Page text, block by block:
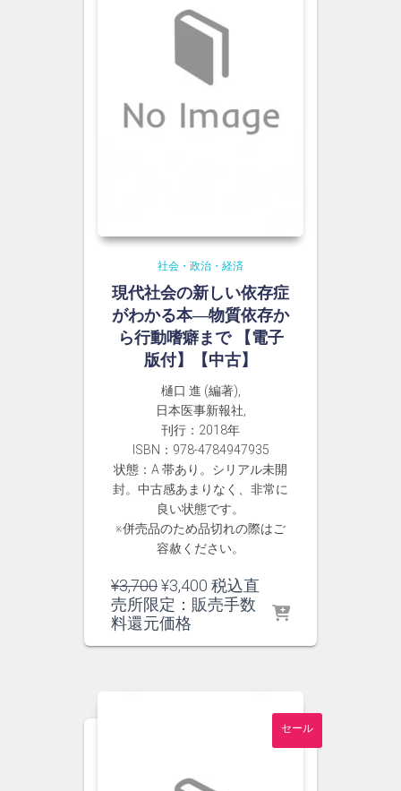
社会・政治・経済
現代社会の新しい依存症
がわかる本―物質依存か
ら行動嗜癖まで 【電子
版付】【中古】
樋口 進 (編著),
日本医事新報社,
刊行：2018年
ISBN：978-4784947935
状態：A 帯あり。シリアル未開
封。中古感あまりなく、非常に
良い状態です。
※併売品のため品切れの際はご
容赦ください。
¥3,700元
の
価
¥3,400 現
在
税込直
売所限定：販売手数
料還元価格
セール